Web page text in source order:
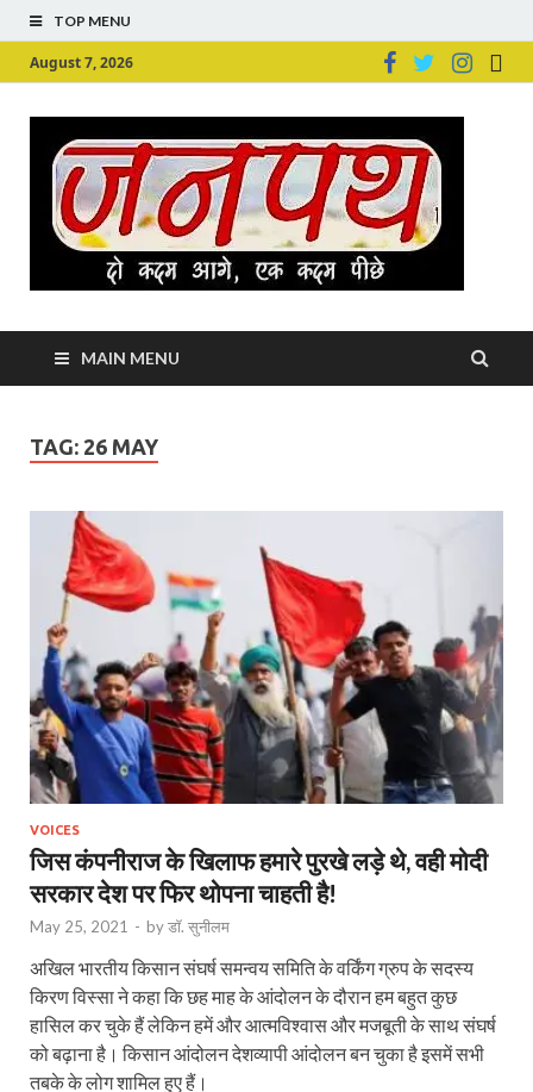
TOP MENU
August 7, 2026
MAIN MENU
TAG: 26 MAY
VOICES
जिस कंपनीराज के खिलाफ हमारे पुरखे लड़े थे, वही मोदी
सरकार देश पर फिर थोपना चाहती है!
May 25, 2021 - byडॉ. सुनीलम
अखिल भारतीय किसान संघर्ष समन्वय समिति के वर्किंग ग्रुप के सदस्य
किरण विस्सा ने कहा कि छह माह के आंदोलन के दौरान हम बहुत कुछ
हासिल कर चुके हैं लेकिन हमें और आत्मविश्वास और मजबूती के साथ संघर्ष
को बढ़ाना है। किसान आंदोलन देशव्यापी आंदोलन बन चुका है इसमें सभी
तबके के लोग शामिल हुए हैं।